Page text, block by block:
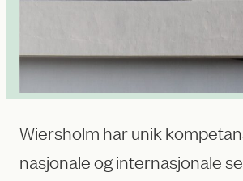
Wiersholm har unik
nasjonale og internasjonale